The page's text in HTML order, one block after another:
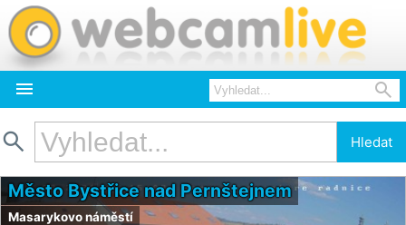
 
 Hledat
Město Bystřice nad Pernštejnem
Masarykovo náměstí